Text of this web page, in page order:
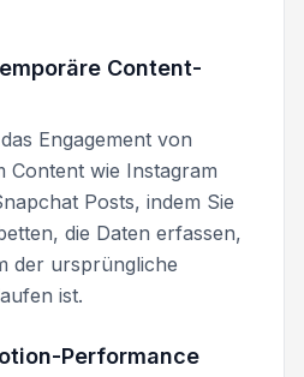
Content-
Engagement von
Content wie Instagram
Posts, indem Sie
die Daten erfassen,
der ursprüngliche
ist.
Performance